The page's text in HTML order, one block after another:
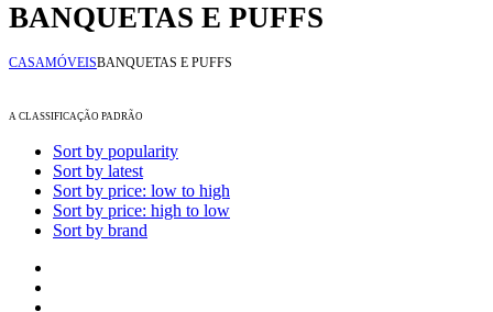
BANQUETAS E PUFFS
CASAMÓVEISBANQUETAS E PUFFS
A CLASSIFICAÇÃO PADRÃO
Sort by popularity
Sort by latest
Sort by price: low to high
Sort by price: high to low
Sort by brand